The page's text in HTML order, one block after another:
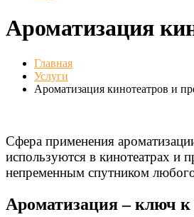
Ароматизация
Главная
Услуги
Ароматизация кинотеатров и
Сфера применения
используются в кинотеатрах и
непременным спутником
Ароматизация – ключ к